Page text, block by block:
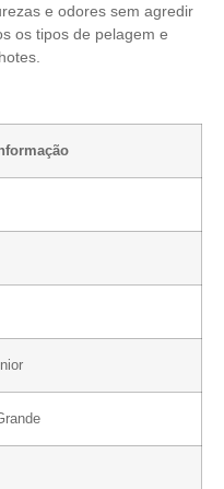
e odores sem agredir
os tipos de pelagem e